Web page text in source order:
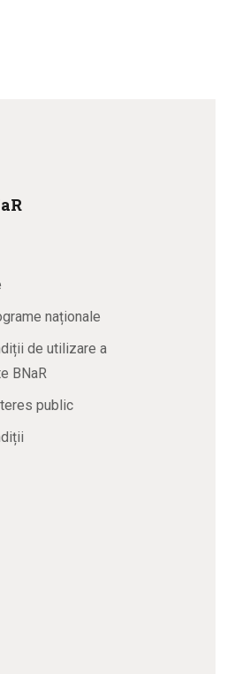
naționale
de utilizare a
BNaR
public